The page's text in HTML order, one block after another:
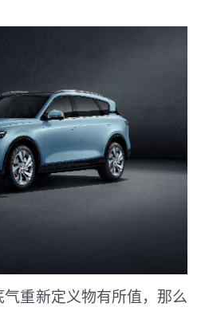
重新定义物有所值，那么